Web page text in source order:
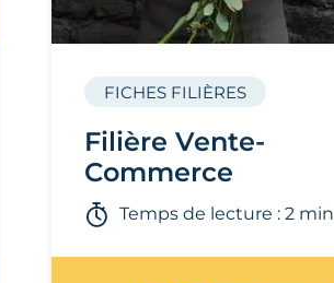
Filière Vente-
Commerce
FICHES FILIÈRES
Temps de lecture : 2 min